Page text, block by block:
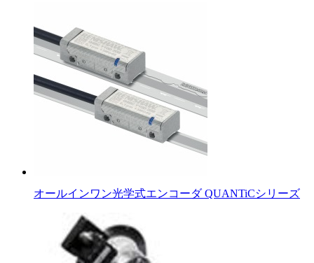
オールインワン光学式エンコーダ QUANTiCシリーズ